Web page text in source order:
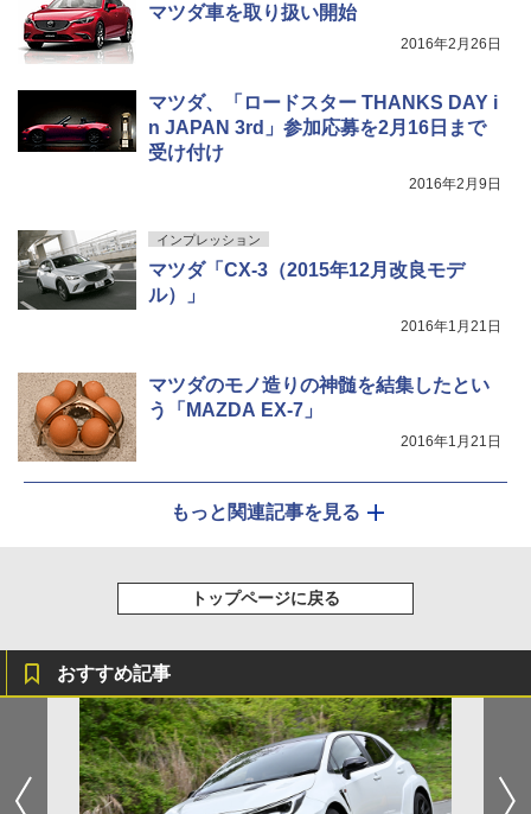
マツダ車を取り扱い開始
2016年2月26日
マツダ、「ロードスター THANKS DAY i
n JAPAN 3rd」参加応募を2月16日まで
受け付け
2016年2月9日
インプレッション
マツダ「CX-3（2015年12月改良モデ
ル）」
2016年1月21日
マツダのモノ造りの神髄を結集したとい
う「MAZDA EX-7」
2016年1月21日
もっと関連記事を見る
トップページに戻る
おすすめ記事